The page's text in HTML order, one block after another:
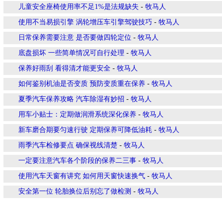
儿童安全座椅使用率不足1%是法规缺失 - 牧马人
使用不当易损引擎 涡轮增压车引擎驾驶技巧 - 牧马人
日常保养需要注意 是否要做四轮定位 - 牧马人
底盘损坏 一些简单情况可自行处理 - 牧马人
保养好雨刮 看得清才能更安全 - 牧马人
如何鉴别机油是否变质 预防变质重在保养 - 牧马人
夏季汽车保养攻略 汽车除湿有妙招 - 牧马人
用车小贴士：定期做润滑系统深化保养 - 牧马人
新车磨合期要匀速行驶 定期保养可降低油耗 - 牧马人
雨季汽车检修要点 确保视线清楚 - 牧马人
一定要注意汽车各个阶段的保养二三事 - 牧马人
使用汽车天窗有讲究 如何用天窗快速换气 - 牧马人
安全第一位 轮胎换位后别忘了做检测 - 牧马人